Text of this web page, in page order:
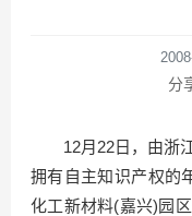
分
12月22日，由浙江
拥有自主知识产权的
化工新材料(嘉兴)园